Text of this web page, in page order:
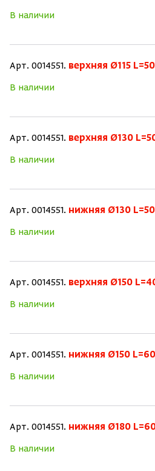
В наличии
Арт. 0014551. верхняя Ø115
В наличии
Арт. 0014551. верхняя Ø130
В наличии
Арт. 0014551. нижняя Ø130
В наличии
Арт. 0014551. верхняя Ø150
В наличии
Арт. 0014551. нижняя Ø150
В наличии
Арт. 0014551. нижняя Ø180
В наличии
Нет аккаунта?
Уже есть